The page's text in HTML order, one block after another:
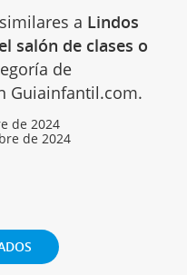
a Lindos
salón de clases o
de
Guiainfantil.com.
de 2024
de 2024